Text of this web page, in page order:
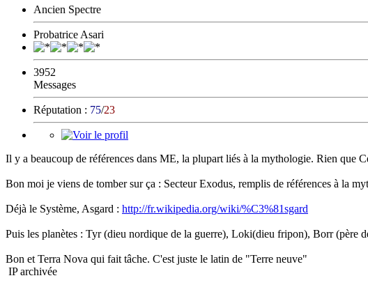
Ancien Spectre
Probatrice Asari
3952
Messages
Réputation : 75/23
Il y a beaucoup de références dans ME, la plupart liés à la mythologie. Rien que
Bon moi je viens de tomber sur ça : Secteur Exodus, remplis de références à la
Déjà le Système, Asgard : http://fr.wikipedia.org/wiki/%C3%81sgard
Puis les planètes : Tyr (dieu nordique de la guerre), Loki(dieu fripon), Borr (père
Bon et Terra Nova qui fait tâche. C'est juste le latin de "Terre neuve"
IP archivée